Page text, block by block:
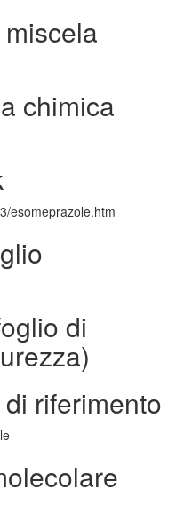
chimica
esomeprazole.htm
di
riferimento